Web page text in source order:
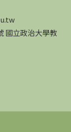
國立政治大學教